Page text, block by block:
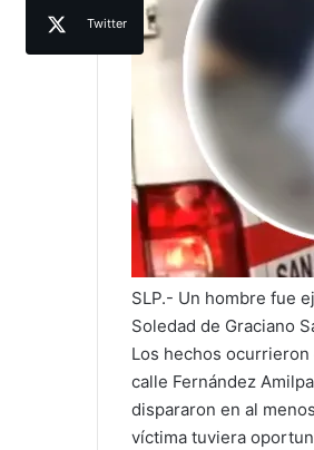
Twitter
SLP.- Un hombre fue
Soledad de Graciano
Los hechos
calle Fernández
dispararon en al
víctima tuviera